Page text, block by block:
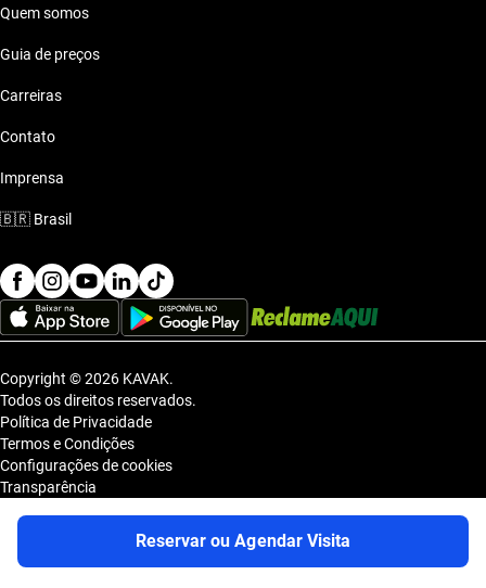
Reservar ou Agendar Visita
Quem somos
Guia de preços
Carreiras
Contato
Imprensa
🇧🇷 Brasil
Copyright © 2026 KAVAK.
Todos os direitos reservados.
Política de Privacidade
Termos e Condições
Configurações de cookies
Transparência
KAVAK TECNOLOGIA E COMERCIO DE VEICULOS LTDA., inscrita no
CNPJ sob o nº 36.740.390/0001-83, com sede na Estrada dos Alpes, nº